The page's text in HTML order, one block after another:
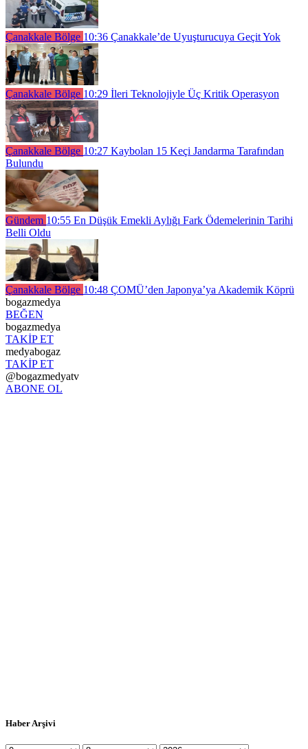
Çanakkale Bölge 10:36 Çanakkale’de Uyuşturucuya Geçit Yok
Çanakkale Bölge 10:29 İleri Teknolojiyle Üç Kritik Operasyon
Çanakkale Bölge 10:27 Kaybolan 15 Keçi Jandarma Tarafından
Bulundu
Gündem 10:55 En Düşük Emekli Aylığı Fark Ödemelerinin Tarihi
Belli Oldu
Çanakkale Bölge 10:48 ÇOMÜ’den Japonya’ya Akademik Köprü
bogazmedya
BEĞEN
bogazmedya
TAKİP ET
medyabogaz
TAKİP ET
@bogazmedyatv
ABONE OL
Haber Arşivi